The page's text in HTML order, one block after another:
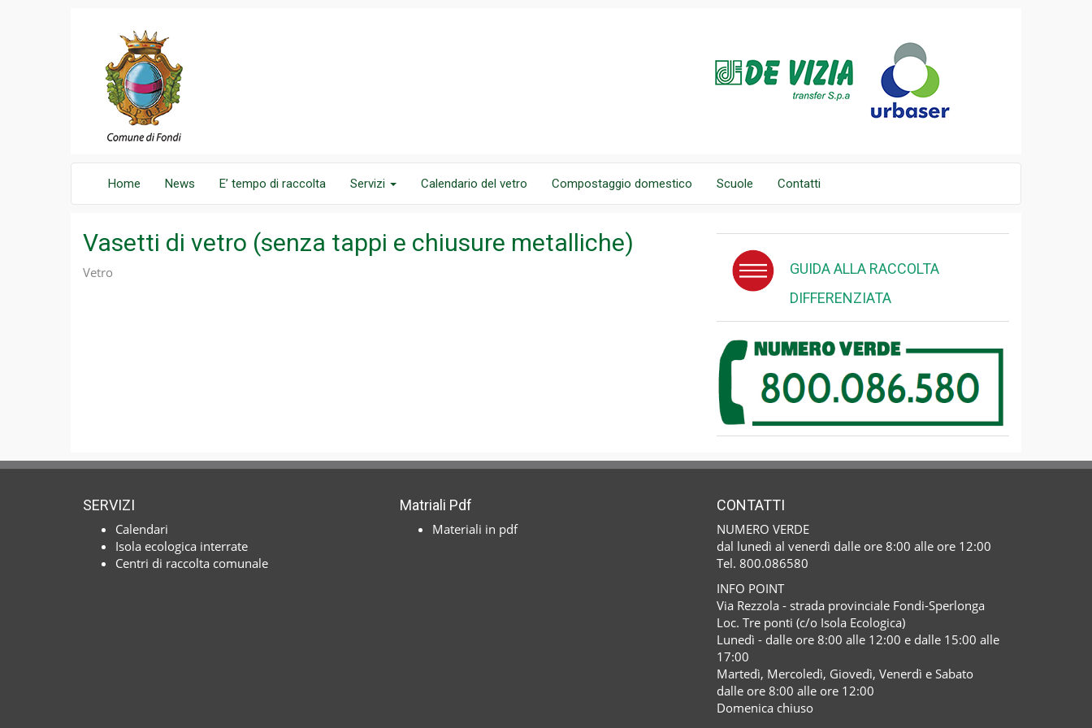
Home News E’ tempo di raccolta Servizi Calendario del vetro Compostaggio domestico Scuole Contatti
Vasetti di vetro (senza tappi e chiusure metalliche)
Vetro
GUIDA ALLA RACCOLTA
DIFFERENZIATA
SERVIZI
Calendari
Isola ecologica interrate
Centri di raccolta comunale
Matriali Pdf
Materiali in pdf
CONTATTI
NUMERO VERDE
dal lunedì al venerdì dalle ore 8:00 alle ore 12:00
Tel. 800.086580
INFO POINT
Via Rezzola - strada provinciale Fondi-Sperlonga
Loc. Tre ponti (c/o Isola Ecologica)
Lunedì - dalle ore 8:00 alle 12:00 e dalle 15:00 alle
17:00
Martedì, Mercoledì, Giovedì, Venerdì e Sabato
dalle ore 8:00 alle ore 12:00
Domenica chiuso